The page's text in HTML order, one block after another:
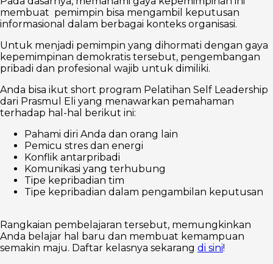
membuat pemimpin bisa mengambil keputusan
informasional dalam berbagai konteks organisasi.
Untuk menjadi pemimpin yang dihormati dengan gaya
kepemimpinan demokratis tersebut, pengembangan
pribadi dan profesional wajib untuk dimiliki.
Anda bisa ikut short program Pelatihan Self Leadership
dari Prasmul Eli yang menawarkan pemahaman
terhadap hal-hal berikut ini:
Pahami diri Anda dan orang lain
Pemicu stres dan energi
Konflik antarpribadi
Komunikasi yang terhubung
Tipe kepribadian tim
Tipe kepribadian dalam pengambilan keputusan
Rangkaian pembelajaran tersebut, memungkinkan
Anda belajar hal baru dan membuat kemampuan
semakin maju. Daftar kelasnya sekarang di sini!